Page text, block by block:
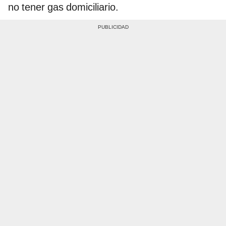
no tener gas domiciliario.